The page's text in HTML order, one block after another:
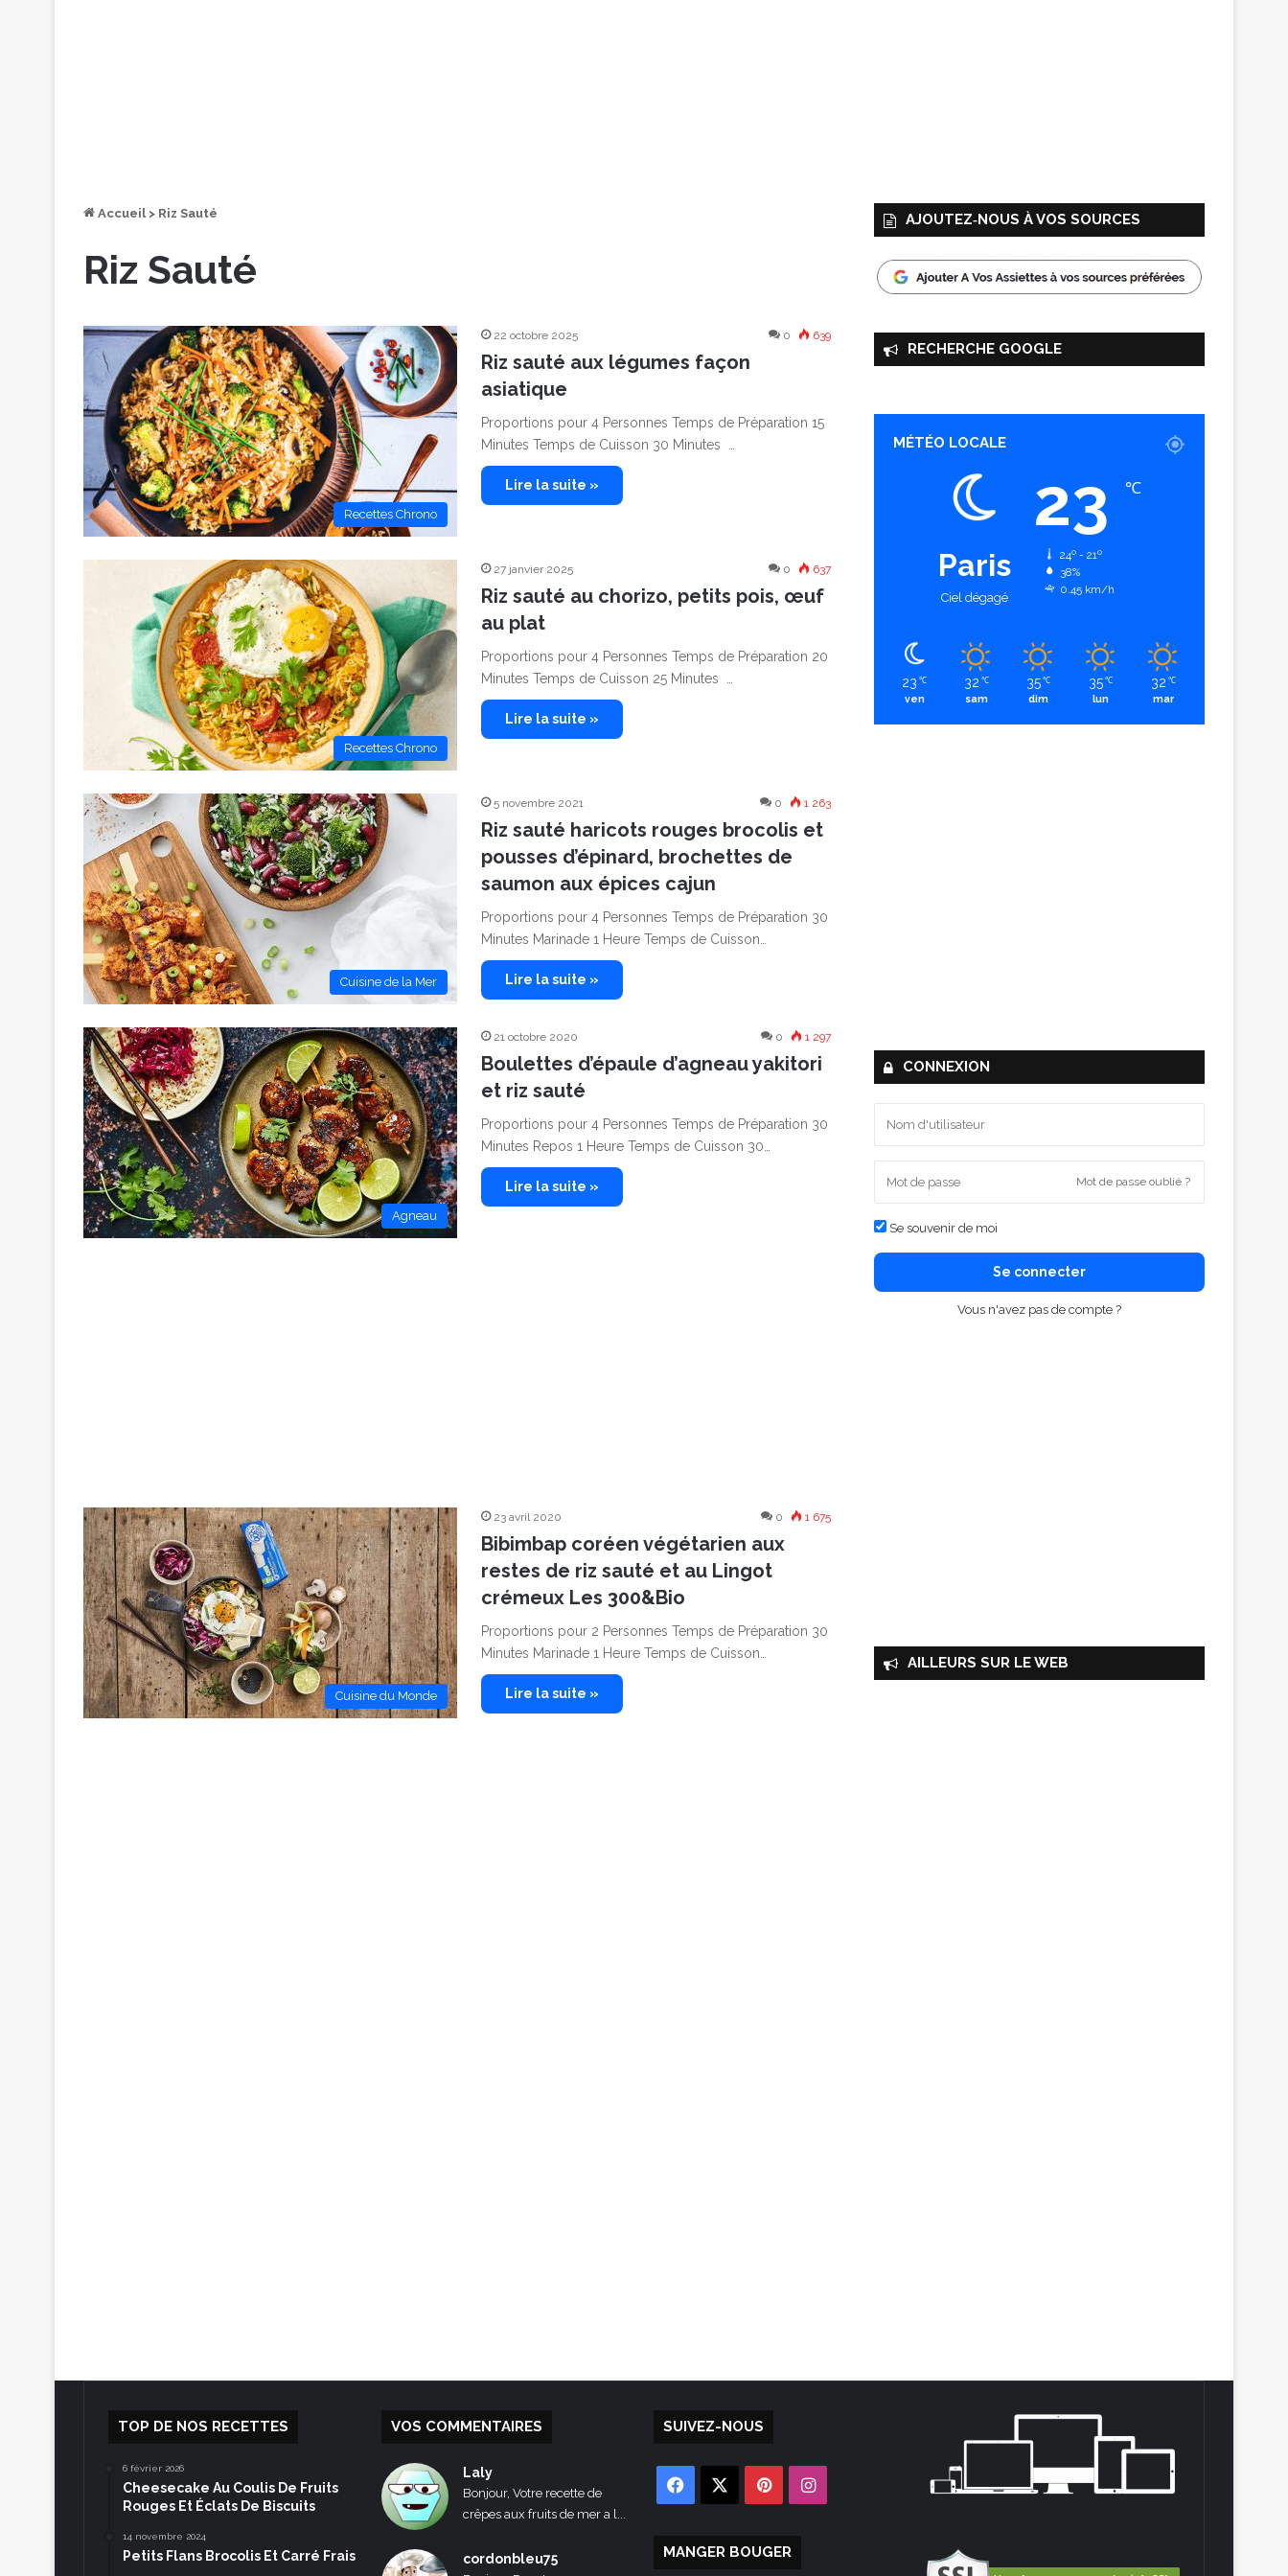
Accueil > Riz Sauté
Riz Sauté
Recettes Chrono
22 octobre 2025 0 639
Riz sauté aux légumes façon
asiatique
Proportions pour 4 Personnes Temps de Préparation 15
Minutes Temps de Cuisson 30 Minutes …
Lire la suite »
Recettes Chrono
27 janvier 2025 0 637
Riz sauté au chorizo, petits pois, œuf
au plat
Proportions pour 4 Personnes Temps de Préparation 20
Minutes Temps de Cuisson 25 Minutes …
Lire la suite »
Cuisine de la Mer
5 novembre 2021 0 1 263
Riz sauté haricots rouges brocolis et
pousses d’épinard, brochettes de
saumon aux épices cajun
Proportions pour 4 Personnes Temps de Préparation 30
Minutes Marinade 1 Heure Temps de Cuisson…
Lire la suite »
Agneau
21 octobre 2020 0 1 297
Boulettes d’épaule d’agneau yakitori
et riz sauté
Proportions pour 4 Personnes Temps de Préparation 30
Minutes Repos 1 Heure Temps de Cuisson 30…
Lire la suite »
Cuisine du Monde
23 avril 2020 0 1 675
Bibimbap coréen végétarien aux
restes de riz sauté et au Lingot
crémeux Les 300&Bio
Proportions pour 2 Personnes Temps de Préparation 30
Minutes Marinade 1 Heure Temps de Cuisson…
Lire la suite »
AJOUTEZ‑NOUS À VOS SOURCES
RECHERCHE GOOGLE
MÉTÉO LOCALE
Paris
Ciel dégagé
23 ℃
24º - 21º
38%
0.45 km/h
23 ℃
ven
32 ℃
sam
35 ℃
dim
35 ℃
lun
32 ℃
mar
CONNEXION
Mot de passe oublié ?
Se souvenir de moi
Se connecter
Vous n'avez pas de compte ?
AILLEURS SUR LE WEB
TOP DE NOS RECETTES
6 février 2026
Cheesecake Au Coulis De Fruits
Rouges Et Éclats De Biscuits
14 novembre 2024
Petits Flans Brocolis Et Carré Frais
VOS COMMENTAIRES
Laly
Bonjour, Votre recette de
crêpes aux fruits de mer a l...
cordonbleu75
SUIVEZ-NOUS
Facebook PinterestInstagram
MANGER BOUGER